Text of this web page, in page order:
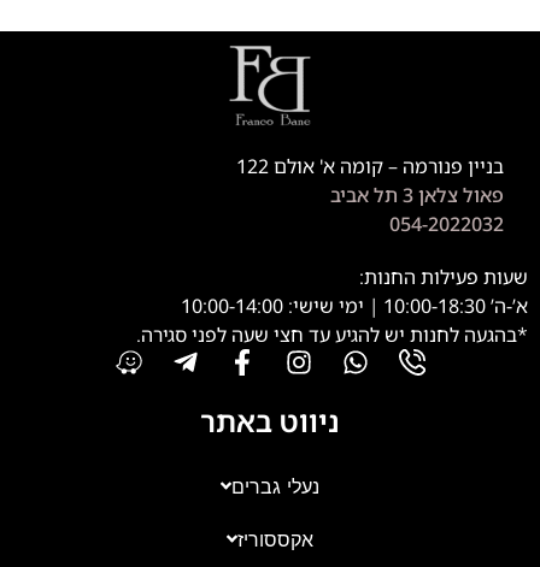
בניין פנורמה – קומה א' אולם 122
פאול צלאן 3 תל אביב
054-2022032
שעות פעילות החנות:
א’-ה’ 10:00-18:30 | ימי שישי: 10:00-14:00
*בהגעה לחנות יש להגיע עד חצי שעה לפני סגירה.
ניווט באתר
נעלי גברים
אקססוריז